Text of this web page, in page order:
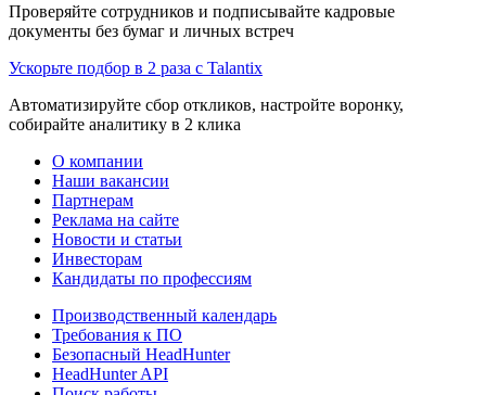
Проверяйте сотрудников и подписывайте кадровые
документы без бумаг и личных встреч
Ускорьте подбор в 2 раза с Talantix
Автоматизируйте сбор откликов, настройте воронку,
собирайте аналитику в 2 клика
О компании
Наши вакансии
Партнерам
Реклама на сайте
Новости и статьи
Инвесторам
Кандидаты по профессиям
Производственный календарь
Требования к ПО
Безопасный HeadHunter
HeadHunter API